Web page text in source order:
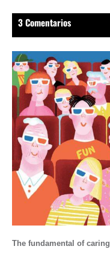
3 Comentarios
The fundamental of caring